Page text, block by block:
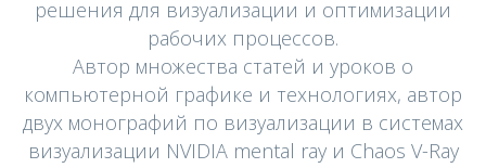
решения для визуализации и оптимизации
рабочих процессов.
Автор множества статей и уроков о
компьютерной графике и технологиях, автор
двух монографий по визуализации в системах
визуализации NVIDIA mental ray и Chaos V-Ray